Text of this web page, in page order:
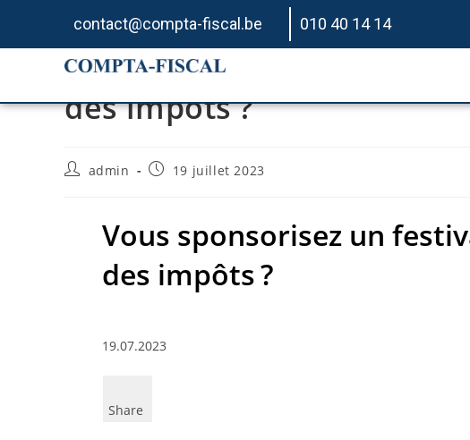
contact@compta-fiscal.be 010 40 14 14
Vous sponsorisez un
des impôts ?
admin 19 juillet 2023
Vous sponsorisez un
des impôts ?
19.07.2023
Share